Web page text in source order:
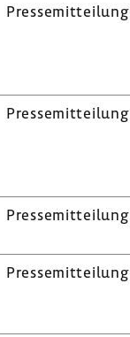
Pres­se­mit­tei­lung
Pres­se­mit­tei­lung
Pres­se­mit­tei­lung
Pres­se­mit­tei­lung